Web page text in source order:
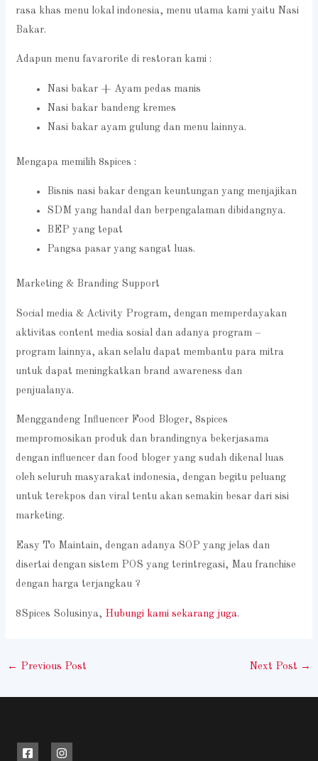
rasa khas menu lokal indonesia, menu utama kami yaitu Nasi
Bakar.
Adapun menu favarorite di restoran kami :
Nasi bakar + Ayam pedas manis
Nasi bakar bandeng kremes
Nasi bakar ayam gulung dan menu lainnya.
Mengapa memilih 8spices :
Bisnis nasi bakar dengan keuntungan yang menjajikan
SDM yang handal dan berpengalaman dibidangnya.
BEP yang tepat
Pangsa pasar yang sangat luas.
Marketing & Branding Support
Social media & Activity Program, dengan memperdayakan
aktivitas content media sosial dan adanya program –
program lainnya, akan selalu dapat membantu para mitra
untuk dapat meningkatkan brand awareness dan
penjualanya.
Menggandeng Influencer Food Bloger, 8spices
mempromosikan produk dan brandingnya bekerjasama
dengan influencer dan food bloger yang sudah dikenal luas
oleh seluruh masyarakat indonesia, dengan begitu peluang
untuk terekpos dan viral tentu akan semakin besar dari sisi
marketing.
Easy To Maintain, dengan adanya SOP yang jelas dan
disertai dengan sistem POS yang terintregasi, Mau franchise
dengan harga terjangkau ?
8Spices Solusinya, Hubungi kami sekarang juga.
← Previous Post Next Post →